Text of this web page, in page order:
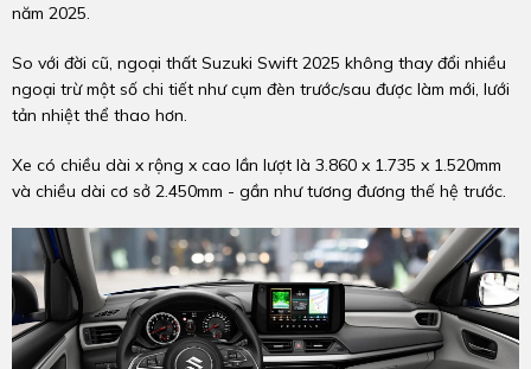
năm 2025.
So với đời cũ, ngoại thất Suzuki Swift 2025 không thay đổi nhiều
ngoại trừ một số chi tiết như cụm đèn trước/sau được làm mới, lưới
tản nhiệt thể thao hơn.
Xe có chiều dài x rộng x cao lần lượt là 3.860 x 1.735 x 1.520mm
và chiều dài cơ sở 2.450mm - gần như tương đương thế hệ trước.